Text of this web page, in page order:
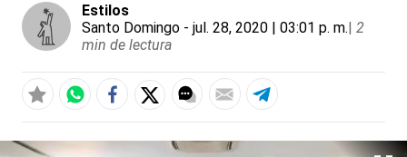
Estilos
Santo Domingo - jul. 28, 2020 | 03:01 p. m.| 2
min de lectura